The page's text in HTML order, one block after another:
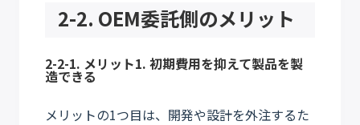
2-2. OEM委託側のメリット
2-2-1. メリット1. 初期費用を抑えて製品を製
造できる
メリットの1つ目は、開発や設計を外注するた